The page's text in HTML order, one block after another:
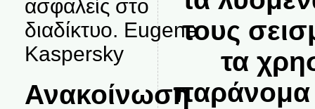
ασφαλείς στο
διαδίκτυο. Eugene
Kaspersky
Ανακοίνωση
τους
τα
παράνομα